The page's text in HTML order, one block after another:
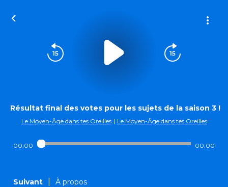
Résultat final des votes pour les sujets de la saison 3 !
Le Moyen-Âge dans tes Oreilles | Le Moyen-Âge dans tes Oreilles
00:00 00:00
Suivant À propos